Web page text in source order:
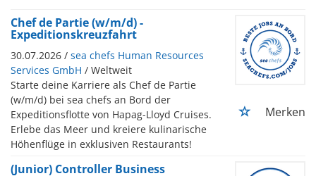
Chef de Partie (w/m/d) -
Expeditionskreuzfahrt
30.07.2026 / sea chefs Human Resources
Services GmbH / Weltweit
Starte deine Karriere als Chef de Partie
(w/m/d) bei sea chefs an Bord der
Expeditionsflotte von Hapag-Lloyd Cruises.
Erlebe das Meer und kreiere kulinarische
Höhenflüge in exklusiven Restaurants!
Merken
(Junior) Controller Business